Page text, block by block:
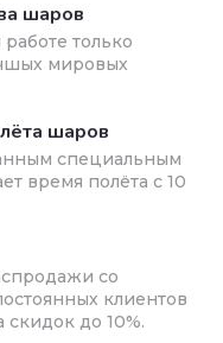
шаров
только
мировых
шаров
специальным
время полёта с 10
со
клиентов
скидок до 10%.